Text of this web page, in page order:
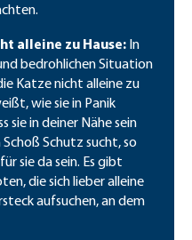
alleine zu Hause: In
bedrohlichen Situation
Katze nicht alleine zu
wie sie in Panik
sie in deiner Nähe sein
Schutz sucht, so
sie da sein. Es gibt
die sich lieber alleine
aufsuchen, an dem